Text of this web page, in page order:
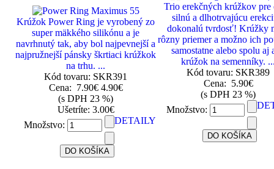
Krúžok Power Ring je vyrobený zo
super mäkkého silikónu a je
navrhnutý tak, aby bol najpevnejší a
najpružnejší pánsky škrtiaci krúžkok
na trhu. ...
Kód tovaru: SKR391
Cena: 7.90€ 4.90€
(s DPH 23 %)
Ušetríte: 3.00€
Množstvo:
DETAILY
Trio erekčných krúžkov pre
silnú a dlhotrvajúcu
dokonalú tvrdosť! Krúžky
rôzny priemer a možno ich
samostatne alebo spolu aj
krúžok na semenníky.
Kód tovaru: SKR389
Cena: 5.90€
(s DPH 23 %)
Množstvo: